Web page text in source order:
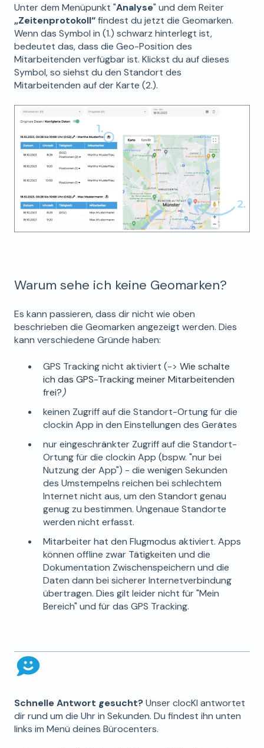
Unter dem Menüpunkt "Analyse" und dem Reiter
„Zeitenprotokoll“findest du jetzt die Geomarken.
Wenn das Symbol in (1.) schwarz hinterlegt ist,
bedeutet das, dass die Geo-Position des
Mitarbeitenden verfügbar ist. Klickst du auf dieses
Symbol, so siehst du den Standort des
Mitarbeitenden auf der Karte (2.).
Warum sehe ich keine Geomarken?
Es kann passieren, dass dir nicht wie oben
beschrieben die Geomarken angezeigt werden. Dies
kann verschiedene Gründe haben:
GPS Tracking nicht aktiviert (-> Wie schalte
ich das GPS-Tracking meiner Mitarbeitenden
frei?)
keinen Zugriff auf die Standort-Ortung für die
clockin App in den Einstellungen des Gerätes
nur eingeschränkter Zugriff auf die Standort-
Ortung für die clockin App (bspw. "nur bei
Nutzung der App") - die wenigen Sekunden
des Umstempelns reichen bei schlechtem
Internet nicht aus, um den Standort genau
genug zu bestimmen. Ungenaue Standorte
werden nicht erfasst.
Mitarbeiter hat den Flugmodus aktiviert. Apps
können offline zwar Tätigkeiten und die
Dokumentation Zwischenspeichern und die
Daten dann bei sicherer Internetverbindung
übertragen. Dies gilt leider nicht für "Mein
Bereich" und für das GPS Tracking.
Schnelle Antwort gesucht?Unser clocKI antwortet
dir rund um die Uhr in Sekunden. Du findest ihn unten
links im Menü deines Bürocenters.